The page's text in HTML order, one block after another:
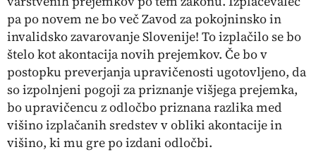
pa po novem ne bo več Zavod za pokojninsko in
invalidsko zavarovanje Slovenije! To izplačilo se bo
štelo kot akontacija novih prejemkov. Če bo v
postopku preverjanja upravičenosti ugotovljeno, da
so izpolnjeni pogoji za priznanje višjega prejemka,
bo upravičencu z odločbo priznana razlika med
višino izplačanih sredstev v obliki akontacije in
višino, ki mu gre po izdani odločbi.